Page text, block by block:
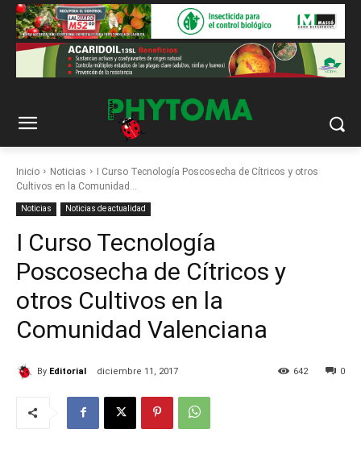
Inicio Noticias
I Curso Tecnología Poscosecha de Cítricos y otros
Cultivos en la Comunidad...
Noticias Noticias de actualidad
I Curso Tecnología
Poscosecha de Cítricos y
otros Cultivos en la
Comunidad Valenciana
By Editorial diciembre 11, 2017 0
642